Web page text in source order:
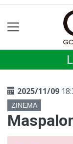
2025/11/09
ZINEMA